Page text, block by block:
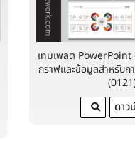
เทมเพลต PowerPoint
กราฟและข้อมูลสำหรับก
ดาว